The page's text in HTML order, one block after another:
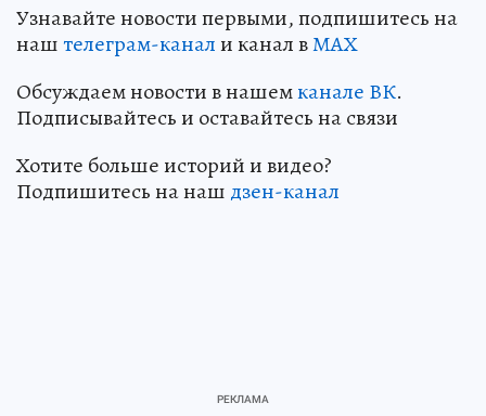
Узнавайте новости первыми, подпишитесь на
наштелеграм-канали канал вМАХ
Обсуждаем новости в нашемканале ВК.
Подписывайтесь и оставайтесь на связи
Хотите больше историй и видео?
Подпишитесь на наш дзен-канал